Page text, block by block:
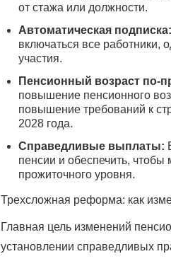
от стажа или должности.
Автоматическая подписка:
включаться все работники,
участия.
Пенсионный возраст по-
повышение пенсионного
повышение требований к
2028 года.
Справедливые выплаты:
пенсии и обеспечить,
прожиточного уровня.
Трехсложная реформа: как
Главная цель изменений
установлении справедливых